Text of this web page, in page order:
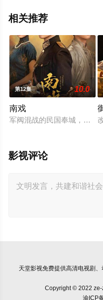
相关推荐
第12集 10.0
南戏
军阀混战的民国奉城，玉佛
影视评论
天堂影视免费提供高清电视剧
Copyright © 2022
渝ICP